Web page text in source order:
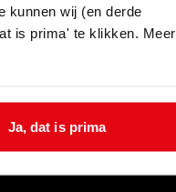
kunnen wij (en derde
is prima' te klikken. Meer
Ja, dat is prima